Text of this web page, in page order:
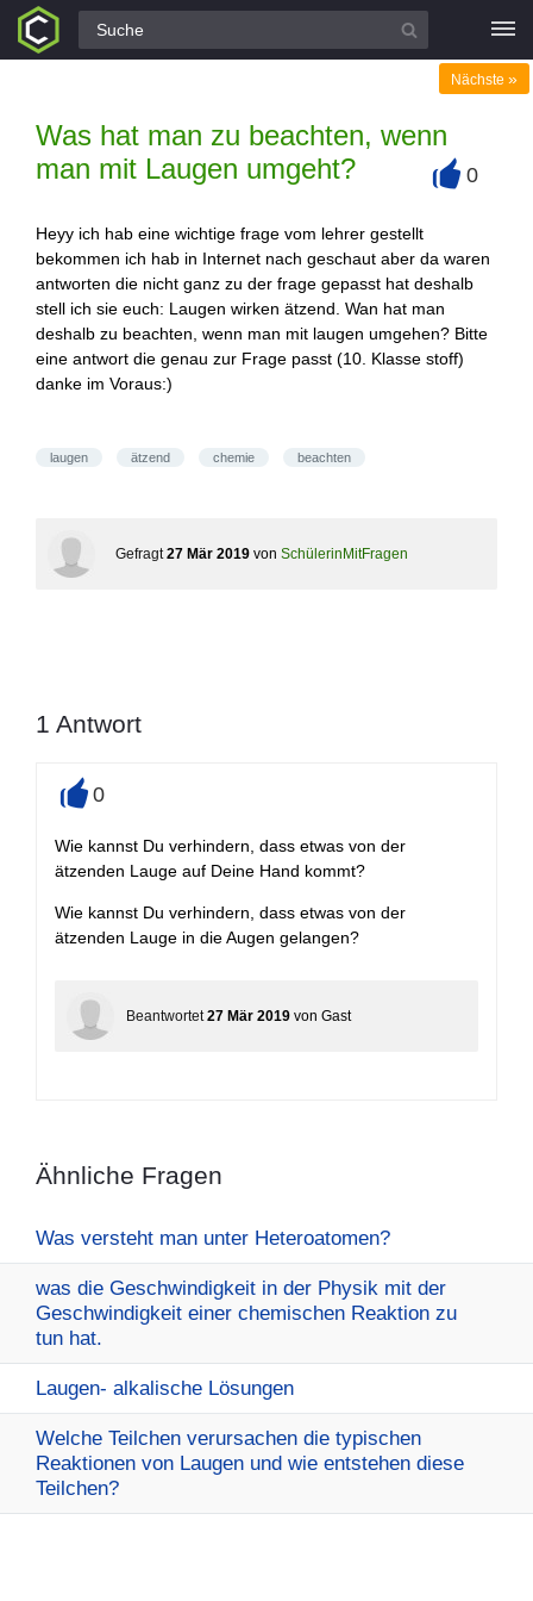
Alle Fragen
Was hat man zu beachten, wenn
man mit Laugen umgeht?
Nächste »
0
Heyy ich hab eine wichtige frage vom lehrer gestellt
bekommen ich hab in Internet nach geschaut aber da waren
antworten die nicht ganz zu der frage gepasst hat deshalb
stell ich sie euch: Laugen wirken ätzend. Wan hat man
deshalb zu beachten, wenn man mit laugen umgehen? Bitte
eine antwort die genau zur Frage passt (10. Klasse stoff)
danke im Voraus:)
laugen ätzend chemie beachten
Gefragt 27 Mär 2019 von SchülerinMitFragen
1 Antwort
0
Wie kannst Du verhindern, dass etwas von der
ätzenden Lauge auf Deine Hand kommt?
Wie kannst Du verhindern, dass etwas von der
ätzenden Lauge in die Augen gelangen?
Beantwortet 27 Mär 2019 von Gast
Ähnliche Fragen
Was versteht man unter Heteroatomen?
was die Geschwindigkeit in der Physik mit der
Geschwindigkeit einer chemischen Reaktion zu
tun hat.
Laugen- alkalische Lösungen
Welche Teilchen verursachen die typischen
Reaktionen von Laugen und wie entstehen diese
Teilchen?